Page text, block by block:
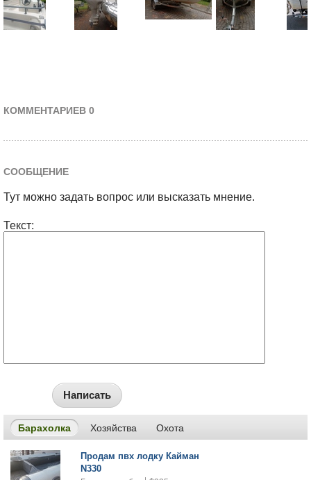
КОММЕНТАРИЕВ 0
СООБЩЕНИЕ
Тут можно задать вопрос или высказать мнение.
Текст:
Написать
Барахолка Хозяйства Охота
Продам пвх лодку Кайман
N330